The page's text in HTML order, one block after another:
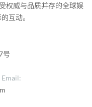
权威与品质并存的全球娱
互动。
号
Email